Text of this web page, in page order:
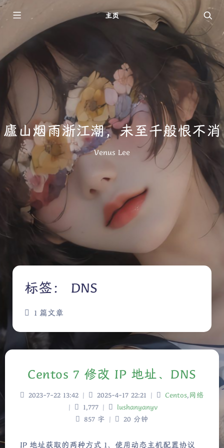
主页
廬山烟雨浙江潮，未至千般恨不消
Venus Lee
标签： DNS
1 篇文章
Centos 7 修改 IP 地址、DNS
2023-7-22 13:42 | 2025-4-17 22:21 | Centos,网络
|
1,777 |
lushanyanyv
857 字 | 20 分钟
IP 地址获取的两种方式 1、使用动态主机配置协议